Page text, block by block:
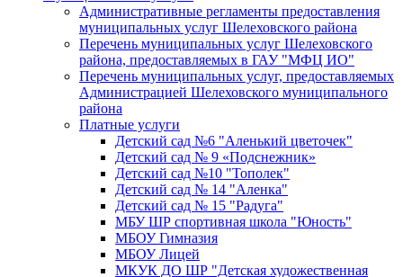
Административные регламенты предоставления
муниципальных услуг Шелеховского района
Перечень муниципальных услуг Шелеховского
района, предоставляемых в ГАУ "МФЦ ИО"
Перечень муниципальных услуг, предоставляемых
Администрацией Шелеховского муниципального
района
Платные услуги
Детский сад №6 "Аленький цветочек"
Детский сад № 9 «Подснежник»
Детский сад №10 "Тополек"
Детский сад № 14 "Аленка"
Детский сад № 15 "Радуга"
МБУ ШР спортивная школа "Юность"
МБОУ Гимназия
МБОУ Лицей
МКУК ДО ШР "Детская художественная